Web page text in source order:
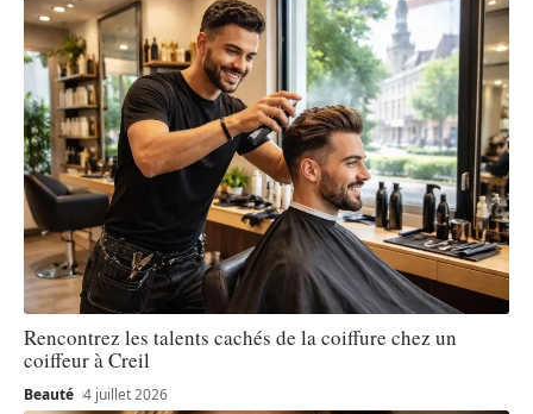
Rencontrez les talents cachés de la coiffure chez un
coiffeur à Creil
Beauté 4 juillet 2026